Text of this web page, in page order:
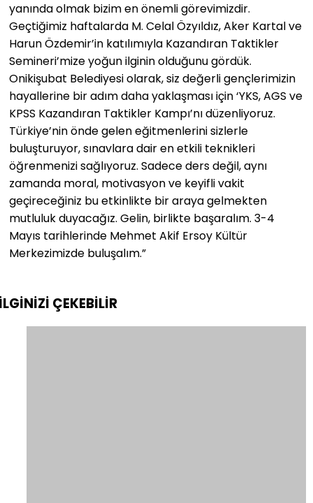
yanında olmak bizim en önemli görevimizdir.
Geçtiğimiz haftalarda M. Celal Özyıldız, Aker Kartal ve
Harun Özdemir’in katılımıyla Kazandıran Taktikler
Semineri’mize yoğun ilginin olduğunu gördük.
Onikişubat Belediyesi olarak, siz değerli gençlerimizin
hayallerine bir adım daha yaklaşması için ‘YKS, AGS ve
KPSS Kazandıran Taktikler Kampı’nı düzenliyoruz.
Türkiye’nin önde gelen eğitmenlerini sizlerle
buluşturuyor, sınavlara dair en etkili teknikleri
öğrenmenizi sağlıyoruz. Sadece ders değil, aynı
zamanda moral, motivasyon ve keyifli vakit
geçireceğiniz bu etkinlikte bir araya gelmekten
mutluluk duyacağız. Gelin, birlikte başaralım. 3-4
Mayıs tarihlerinde Mehmet Akif Ersoy Kültür
Merkezimizde buluşalım.”
ÇEKEBİLİR